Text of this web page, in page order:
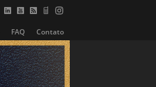
FAQ Contato